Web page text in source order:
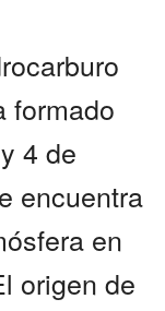
formado
4 de
encuentra
en
origen de